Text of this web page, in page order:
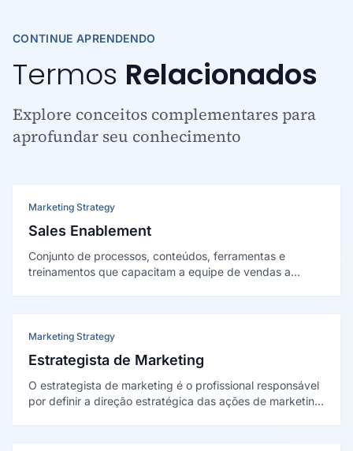
CONTINUE APRENDENDO
Termos Relacionados
Explore conceitos complementares para
aprofundar seu conhecimento
Marketing Strategy
Sales Enablement
Conjunto de processos, conteúdos, ferramentas e
treinamentos que capacitam a equipe de vendas a
Marketing Strategy
Estrategista de Marketing
O estrategista de marketing é o profissional responsável
por definir a direção estratégica das ações de marketing